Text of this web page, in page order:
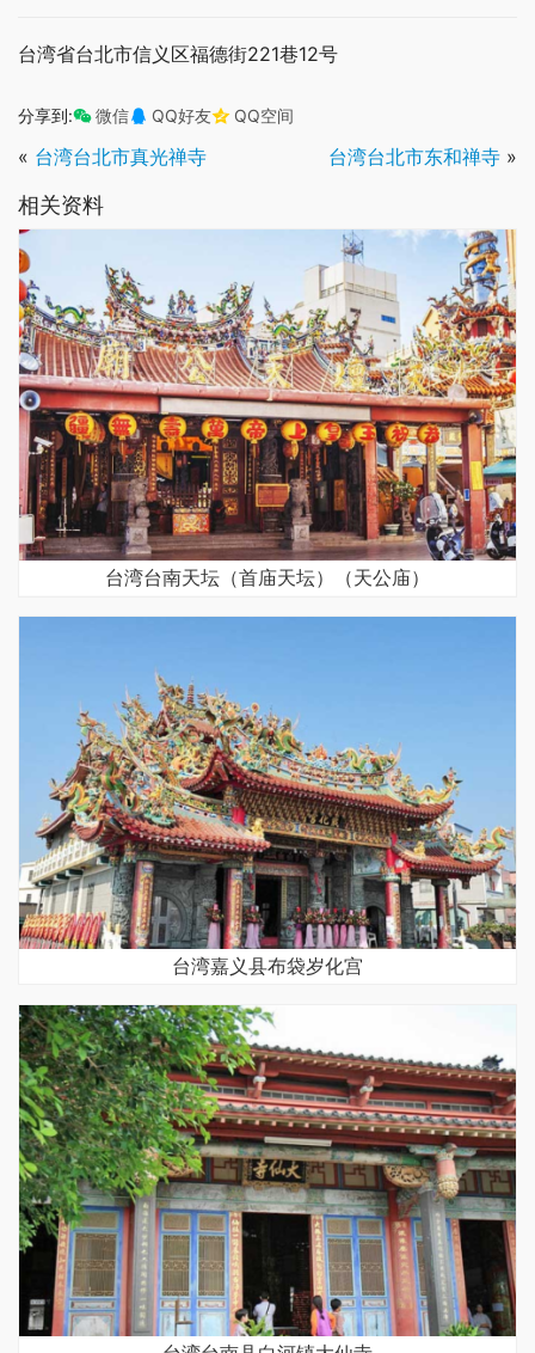
台湾省台北市信义区福德街221巷12号
分享到: 微信 QQ好友 QQ空间
« 台湾台北市真光禅寺 台湾台北市东和禅寺 »
相关资料
台湾台南天坛（首庙天坛）（天公庙）
台湾嘉义县布袋岁化宫